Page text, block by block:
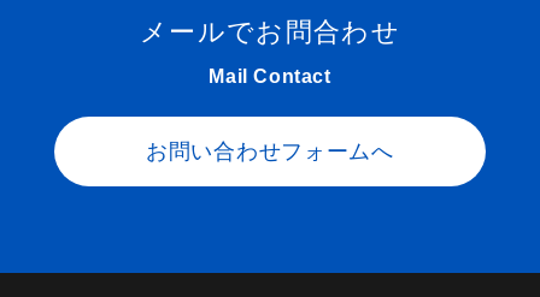
メールでお問合わせ
Mail Contact
お問い合わせフォームへ